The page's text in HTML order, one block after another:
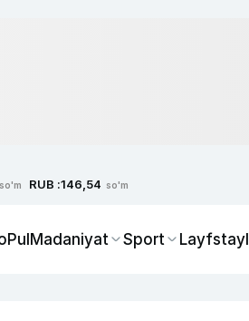
so'm RUB :146,54 so'm
PulMadaniyat Sport Layfstayl